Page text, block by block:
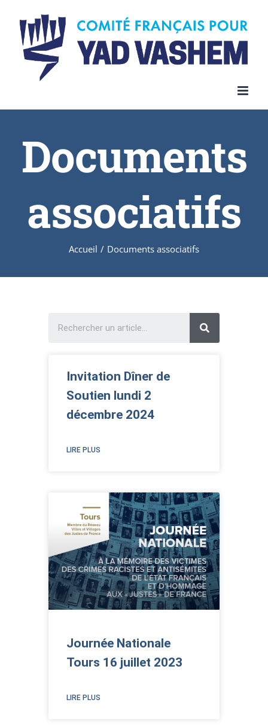
Documents
associatifs
Accueil / Documents associatifs
Invitation Dîner de
Soutien lundi 2
décembre 2024
LIRE PLUS
Journée Nationale
Tours 16 juillet 2023
LIRE PLUS